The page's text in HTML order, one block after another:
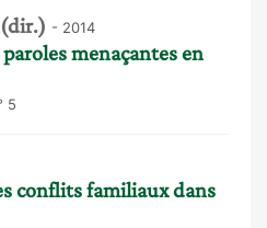
(dir.) - 2014
menaçantes en
5
conflits familiaux dans